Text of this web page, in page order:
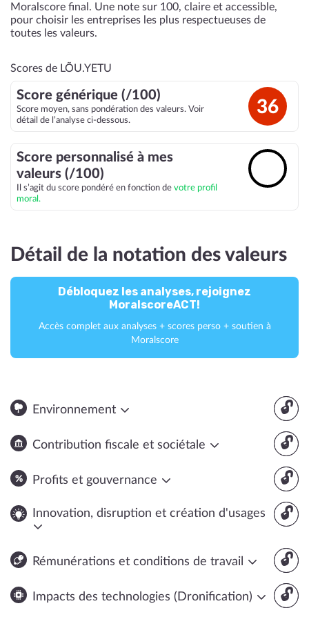
Moralscore final. Une note sur 100, claire et accessible,
pour choisir les entreprises les plus respectueuses de
toutes les valeurs.
Scores de LÕU.YETU
Score générique (/100)
Score moyen, sans pondération des valeurs. Voir
détail de l’analyse ci-dessous.
36
Score personnalisé à mes
valeurs (/100)
Il s’agit du score pondéré en fonction de votre profil
moral.
Détail de la notation des valeurs
Débloquez les analyses, rejoignez
MoralscoreACT!
Accès complet aux analyses + scores perso + soutien à
Moralscore
🔓
Environnement
🔓
Contribution fiscale et sociétale
🔓
Profits et gouvernance
🔓
Innovation, disruption et création d'usages
🔓
Rémunérations et conditions de travail
🔓
Impacts des technologies (Dronification)